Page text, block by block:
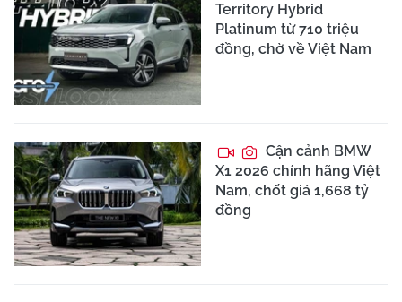
Territory Hybrid
Platinum từ 710 triệu
đồng, chờ về Việt Nam
Cận cảnh BMW
X1 2026 chính hãng Việt
Nam, chốt giá 1,668 tỷ
đồng